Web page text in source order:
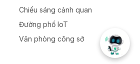
Chiếu sáng cảnh quan
Đường phố IoT
Văn phòng công sở